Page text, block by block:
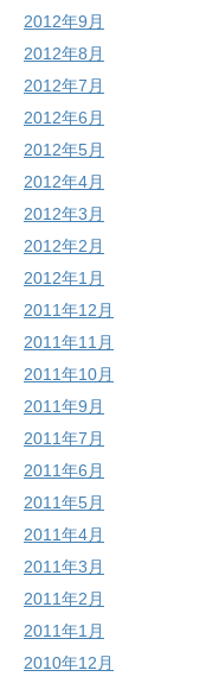
2012年9月
2012年8月
2012年7月
2012年6月
2012年5月
2012年4月
2012年3月
2012年2月
2012年1月
2011年12月
2011年11月
2011年10月
2011年9月
2011年7月
2011年6月
2011年5月
2011年4月
2011年3月
2011年2月
2011年1月
2010年12月